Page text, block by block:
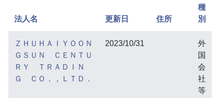
法人名 更新日 住所
種
別
ＺＨＵＨＡＩＹＯＯＮ
ＧＳＵＮ ＣＥＮＴＵ
ＲＹ ＴＲＡＤＩＮ
Ｇ ＣＯ．，ＬＴＤ．
2023/10/31
外
国
会
社
等